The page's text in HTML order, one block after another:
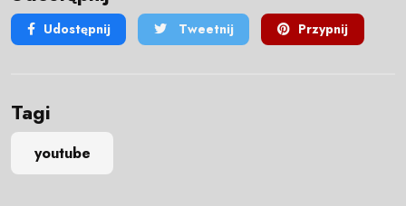
Udostępnij Tweetnij Przypnij
Tagi
youtube